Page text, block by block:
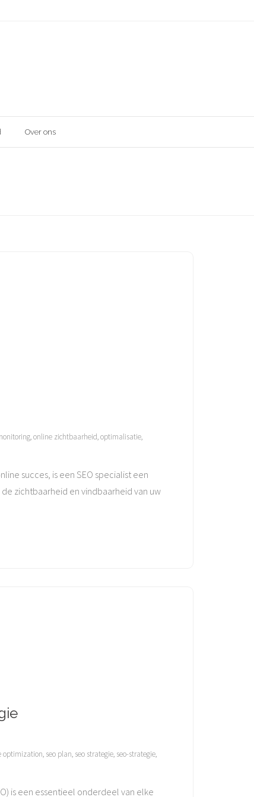
Over ons
,online zichtbaarheid,optimalisatie,
succes, is een SEO specialist een
zichtbaarheid en vindbaarheid van uw
optimization, seo plan, seo strategie, seo-strategie,
is een essentieel onderdeel van elke